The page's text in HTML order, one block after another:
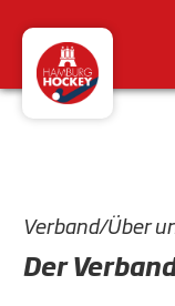
Verband/Über
Der